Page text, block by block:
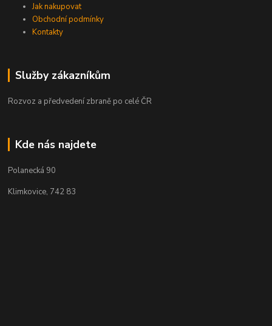
Jak nakupovat
Obchodní podmínky
Kontakty
Služby zákazníkům
Rozvoz a předvedení zbraně po celé ČR
Kde nás najdete
Polanecká 90
Klimkovice, 742 83